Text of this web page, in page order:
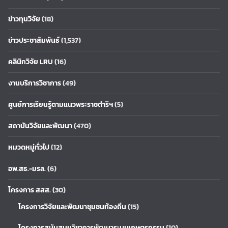
ข่าวทุนวิจัย(18)
ข่าวประชาสัมพันธ์(1,537)
คลินิกวิจัย LRU(16)
งานบริการวิชาการ(49)
ศูนย์การเรียนรู้ตามแนวพระราชดำริฯ(5)
สถาบันวิจัยและพัฒนา(470)
หมวดหมู่ทั่วไป(12)
อพ.สธ.-มรล.(6)
โครงการ สสส.(30)
โครงการวิจัยและพัฒนาชุมชนท้องถิ่น(15)